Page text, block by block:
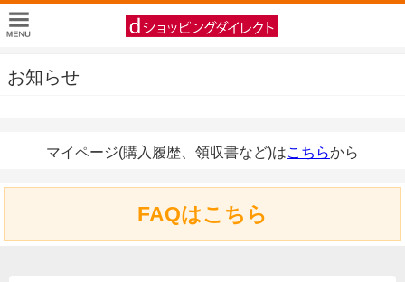
お知らせ
マイページ(購入履歴、領収書など)はこちらから
FAQはこちら